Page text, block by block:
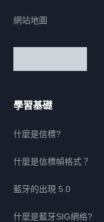
網站地圖
學習基礎
什麼是信標?
什麼是信標幀格式？
藍牙的出現 5.0
什麼是藍牙SIG網格?